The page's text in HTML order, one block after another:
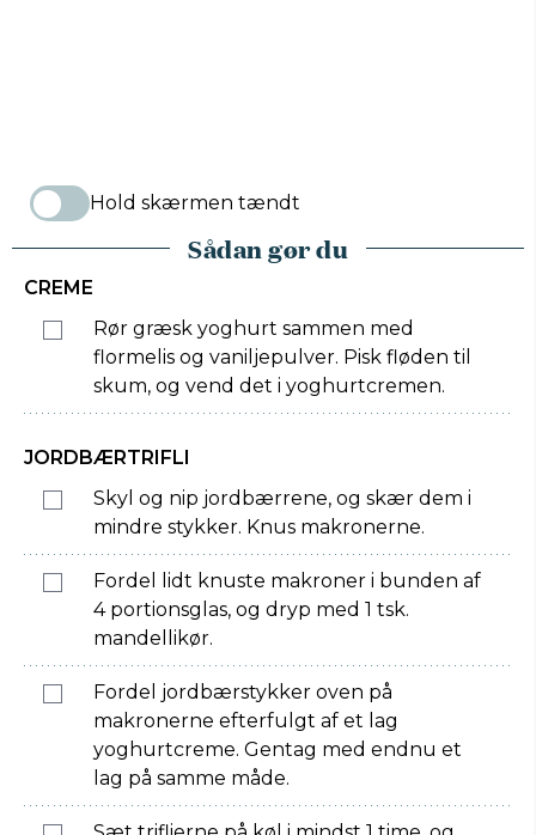
Hold skærmen tændt
Sådan gør du
CREME
Rør græsk yoghurt sammen med
flormelis og vaniljepulver. Pisk fløden til
skum, og vend det i yoghurtcremen.
JORDBÆRTRIFLI
Skyl og nip jordbærrene, og skær dem i
mindre stykker. Knus makronerne.
Fordel lidt knuste makroner i bunden af
4 portionsglas, og dryp med 1 tsk.
mandellikør.
Fordel jordbærstykker oven på
makronerne efterfulgt af et lag
yoghurtcreme. Gentag med endnu et
lag på samme måde.